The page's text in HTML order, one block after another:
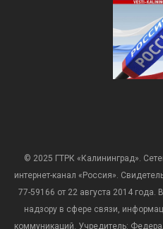
© 2025 ГТРК «Калининград».
интернет-канал «Россия».
77-59166 от 22 августа 2014
надзору в сфере связи,
коммуникаций. Учредитель: